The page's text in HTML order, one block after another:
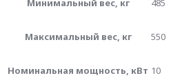
Минимальный вес, кг 485
Максимальный вес, кг 550
Номинальная мощность, кВт 10